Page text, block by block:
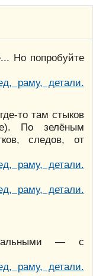
Но попробуйте
то там стыков
По зелёным
следов, от
— с